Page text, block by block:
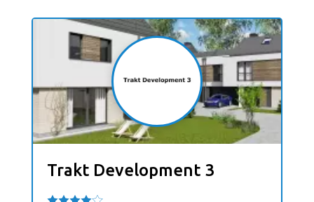
Trakt Development 3